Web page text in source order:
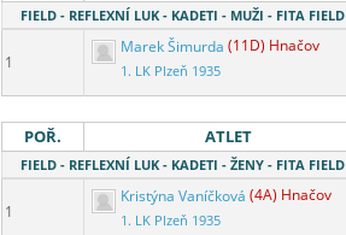
FIELD - REFLEXNÍ LUK - KADETI - MUŽI - FITA
1
Marek Šimurda (11D) Hnačov
1. LK Plzeň 1935
POŘ. ATLET
FIELD - REFLEXNÍ LUK - KADETI - ŽENY - FITA
1
Kristýna Vaníčková (4A) Hnačov
1. LK Plzeň 1935